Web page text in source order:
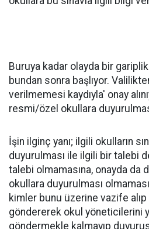
Buruya kadar olayda bir
bundan sonra başlıyor.
verilmemesi kaydıyla' onay
resmi/özel okullara
İşin ilginç yanı; ilgili okulların
duyurulması ile ilgili bir talebi
talebi olmamasına, onayda da
okullara duyurulması
kimler bunu üzerine vazife
göndererek okul yöneticilerini
göndermekle kalmayıp